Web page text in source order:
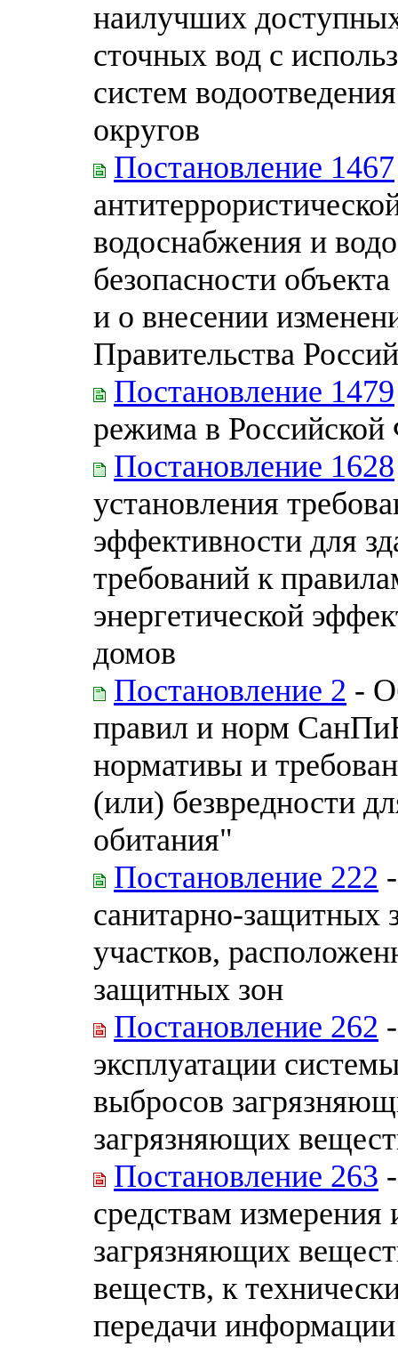
наилучших
сточных вод с
систем
округов
Постановление 1467
водоснабжения и
безопасности
и о внесении
Правительства
Постановление 1479
режима в Российской
Постановление 1628
установления
эффективности для
требований к
энергетической
домов
Постановление 2 -
правил и норм
нормативы и
(или) безвредности
обитания"
Постановление 222
санитарно-защитных
участков,
защитных зон
Постановление 262
эксплуатации
выбросов
загрязняющих
Постановление 263
средствам измерения
загрязняющих
веществ, к
передачи